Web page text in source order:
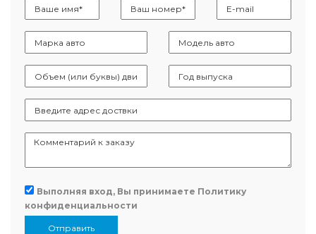
Выполняя вход, Вы принимаете Политику
конфиденциальности
Отправить